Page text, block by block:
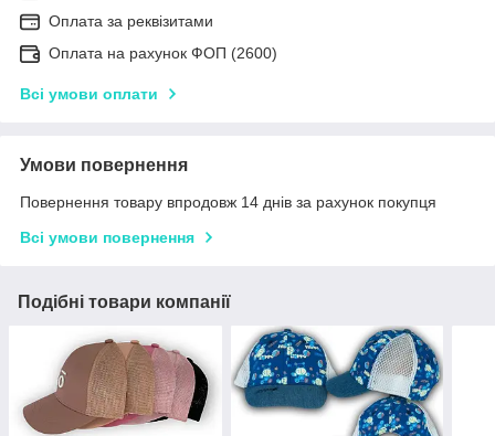
Оплата за реквізитами
Оплата на рахунок ФОП (2600)
Всі умови оплати
Умови повернення
Повернення товару впродовж 14 днів за рахунок покупця
Всі умови повернення
Подібні товари компанії